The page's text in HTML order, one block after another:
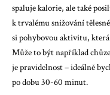
spaluje kalorie, ale také
k trvalému snižování
si pohybovou aktivitu,
Může to být například
je pravidelnost – ideálně
po dobu 30-60 minut.